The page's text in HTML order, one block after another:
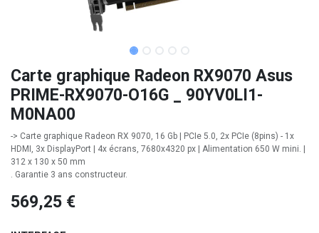
Carte graphique Radeon RX9070 Asus
PRIME-RX9070-O16G _ 90YV0LI1-
M0NA00
-> Carte graphique Radeon RX 9070, 16 Gb | PCIe 5.0, 2x PCIe (8pins) - 1x
HDMI, 3x DisplayPort | 4x écrans, 7680x4320 px | Alimentation 650 W mini. |
312 x 130 x 50 mm
. Garantie 3 ans constructeur.
569,25 €